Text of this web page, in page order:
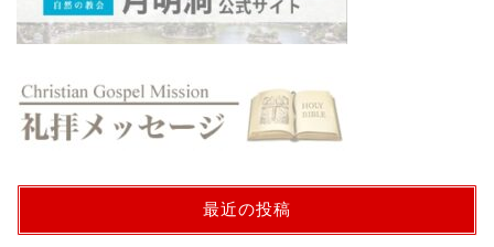
最近の投稿